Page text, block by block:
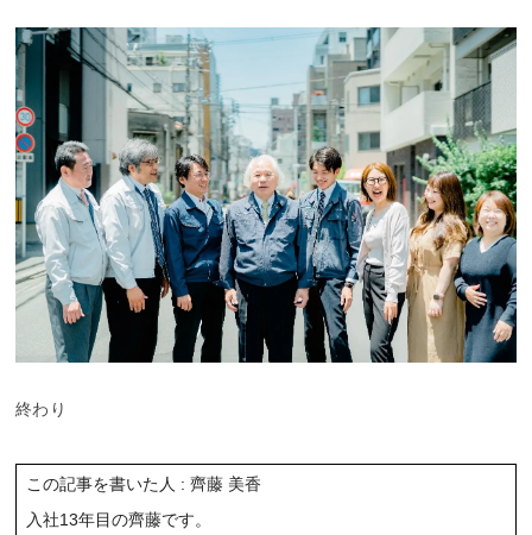
終わり
この記事を書いた人 : 齊藤 美香
入社13年目の齊藤です。